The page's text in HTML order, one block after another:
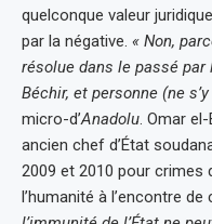
quelconque valeur
par la négative. « Non,
résolue dans le passé par
Béchir, et personne (ne
micro-d’Anadolu. Omar
ancien chef d’État
2009 et 2010 pour crimes
l’humanité à l’encontre de